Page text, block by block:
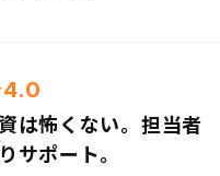
4.0
は怖くない。担当者
サポート。